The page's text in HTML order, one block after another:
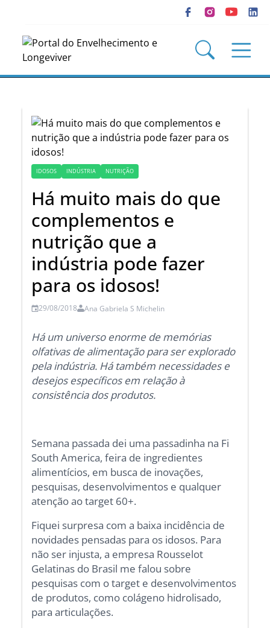
IDOSOS INDÚSTRIA NUTRIÇÃO
Há muito mais do que
complementos e
nutrição que a
indústria pode fazer
para os idosos!
29/08/2018 Ana Gabriela S Michelin
Há um universo enorme de memórias
olfativas de alimentação para ser explorado
pela indústria. Há também necessidades e
desejos específicos em relação à
consistência dos produtos.
Semana passada dei uma passadinha na Fi
South America, feira de ingredientes
alimentícios, em busca de inovações,
pesquisas, desenvolvimentos e qualquer
atenção ao target 60+.
Fiquei surpresa com a baixa incidência de
novidades pensadas para os idosos. Para
não ser injusta, a empresa Rousselot
Gelatinas do Brasil me falou sobre
pesquisas com o target e desenvolvimentos
de produtos, como colágeno hidrolisado,
para articulações.